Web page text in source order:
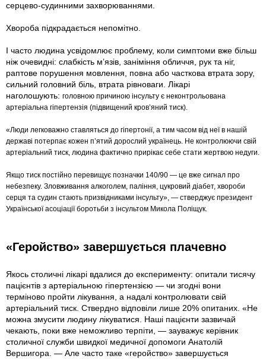
серцево-судинними захворюваннями.
Хвороба підкрадається непомітно.
І часто людина усвідомлює проблему, коли симптоми вже більш
ніж очевидні: слабкість м’язів, заніміння обличчя, рук та ніг,
раптове порушення мовлення, повна або часткова втрата зору,
сильний головний біль, втрата рівноваги. Лікарі
наголошують: головною причиною інсульту є неконтрольована
артеріальна гіпертензія (підвищений кров’яний тиск).
«Люди легковажно ставляться до гіпертонії, а тим часом від неї в нашій
державі потерпає кожен п’ятий дорослий українець. Не контролюючи свій
артеріальний тиск, людина фактично прирікає себе стати жертвою недуги.
Якщо тиск постійно перевищує позначки 140/90 — це вже сигнал про
небезпеку. Зловживання алкоголем, паління, цукровий діабет, хвороби
серця та судин стають призвідниками інсульту», — стверджує президент
Української асоціації боротьби з інсультом Микола Поліщук.
«Геройство» завершується плачевно
Якось столичні лікарі вдалися до експерименту: опитали тисячу
пацієнтів з артеріальною гіпертензією — чи згодні вони
терміново пройти лікування, а надалі контролювати свій
артеріальний тиск. Ствердно відповіли лише 20% опитаних. «Не
можна змусити людину лікуватися. Наші пацієнти зазвичай
чекають, поки вже неможливо терпіти, — зауважує керівник
столичної служби швидкої медичної допомоги Анатолій
Вершигора. — Але часто таке «геройство» завершується